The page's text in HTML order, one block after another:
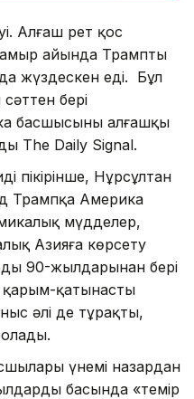
Алғаш рет қос
айында Трамптың
жүздескен еді. Бұл
бері
басшысының алғашқы
The Daily Signal.
пікірінше, Нұрсұлтан
Трампқа Америка
мүдделер,
Азияға көрсету
90-жылдарынан бері
қатынасты
әлі де тұрақты,
үнемі назардан
басында «темір